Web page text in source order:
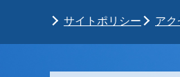
サイトポリシー アク